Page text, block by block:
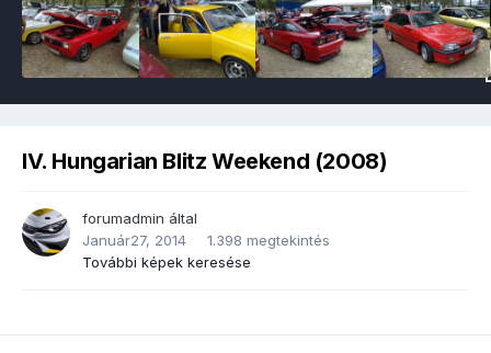
IV. Hungarian Blitz Weekend (2008)
forumadmin által
Január27, 2014
1.398 megtekintés
További képek keresése